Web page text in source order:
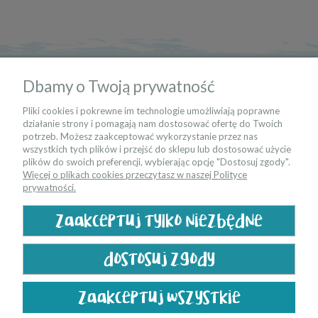
moje konto
kontakt
bądź na bieżąco
pokaż pełną wersję strony
Dbamy o Twoją prywatność
Pliki cookies i pokrewne im technologie umożliwiają poprawne
działanie strony i pomagają nam dostosować ofertę do Twoich
potrzeb. Możesz zaakceptować wykorzystanie przez nas
wszystkich tych plików i przejść do sklepu lub dostosować użycie
plików do swoich preferencji, wybierając opcję "Dostosuj zgody".
Więcej o plikach cookies przeczytasz w naszej Polityce
prywatności.
zaakceptuj tylko niezbędne
dostosuj zgody
zaakceptuj wszystkie